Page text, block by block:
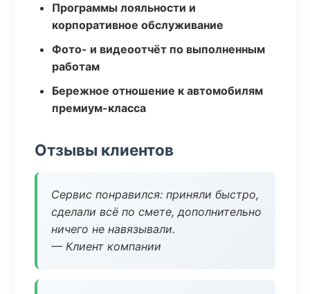
Программы лояльности и
корпоративное обслуживание
Фото- и видеоотчёт по выполненным
работам
Бережное отношение к автомобилям
премиум-класса
Отзывы клиентов
Сервис понравился: приняли быстро,
сделали всё по смете, дополнительно
ничего не навязывали.
— Клиент компании